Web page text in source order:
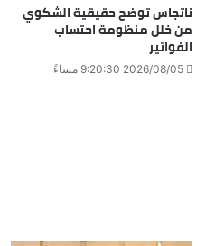
ناتجاس توضح حقيقية الشكوي
من خلل منظومة احتساب
الفواتير
2026/08/05 9:20:30 مساءً